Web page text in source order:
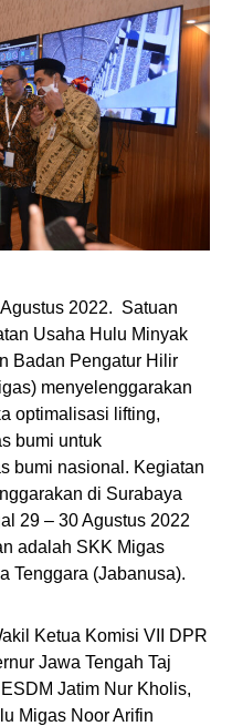
2022. Satuan
Usaha Hulu Minyak
Badan Pengatur Hilir
menyelenggarakan
optimalisasi lifting,
bumi untuk
bumi nasional. Kegiatan
di Surabaya
29 – 30 Agustus 2022
adalah SKK Migas
Tenggara (Jabanusa).
Ketua Komisi VII DPR
Jawa Tengah Taj
Jatim Nur Kholis,
Migas Noor Arifin